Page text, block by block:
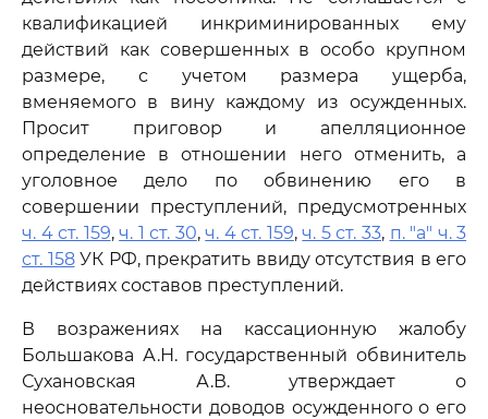
квалификацией инкриминированных ему
действий как совершенных в особо крупном
размере, с учетом размера ущерба,
вменяемого в вину каждому из осужденных.
Просит приговор и апелляционное
определение в отношении него отменить, а
уголовное дело по обвинению его в
совершении преступлений, предусмотренных
ч. 4 ст. 159,ч. 1 ст. 30,ч. 4 ст. 159,ч. 5 ст. 33, п. "а" ч. 3
ст. 158УК РФ, прекратить ввиду отсутствия в его
действиях составов преступлений.
В возражениях на кассационную жалобу
Большакова А.Н. государственный обвинитель
Сухановская А.В. утверждает о
неосновательности доводов осужденного о его